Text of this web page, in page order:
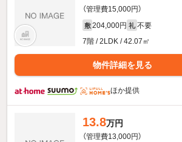
（管理費15,000円）
敷 204,000円 礼 不要
7階 / 2LDK / 42.07㎡
物件詳細を見る
ほか提供
13.8万円
（管理費13,000円）